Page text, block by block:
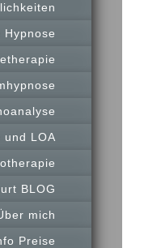
Hypnose
und LOA
BLOG
mich
Preise